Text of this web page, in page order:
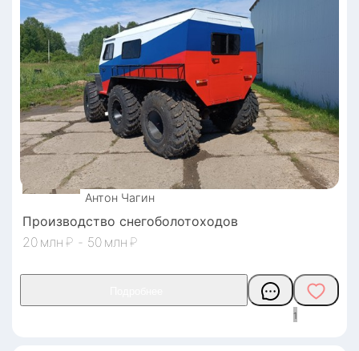
Антон Чагин
Производство снегоболотоходов
20
₽ - 50 ₽
1